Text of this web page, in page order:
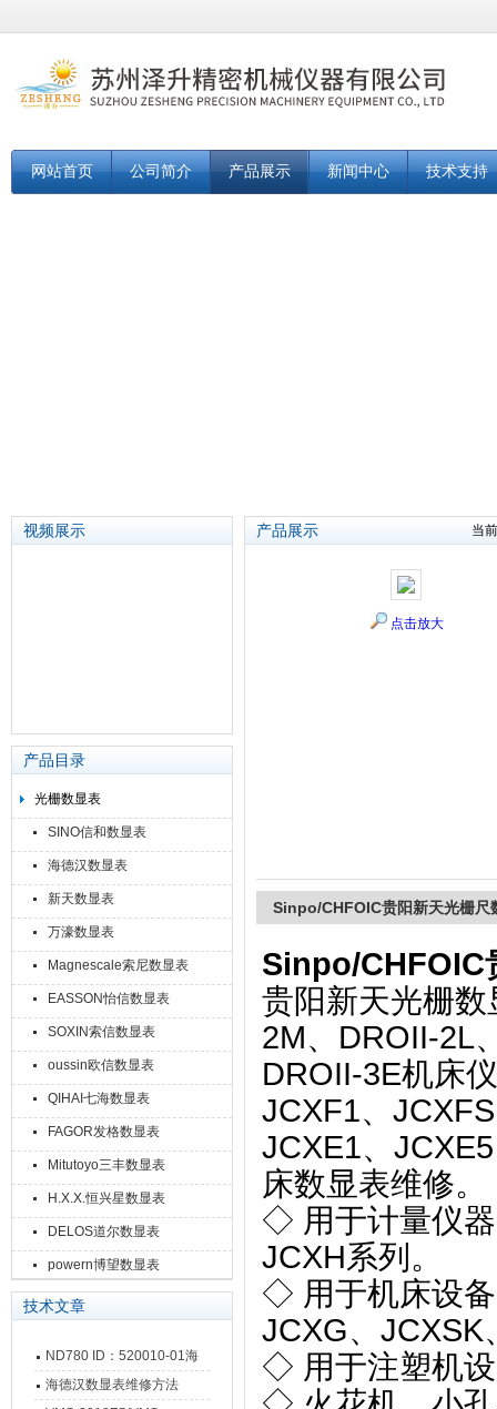
网站首页 公司简介 产品展示 新闻中心 技术支持
视频展示
产品目录
光栅数显表
SINO信和数显表
海德汉数显表
新天数显表
万濠数显表
Magnescale索尼数显表
EASSON怡信数显表
SOXIN索信数显表
oussin欧信数显表
QIHAI七海数显表
FAGOR发格数显表
Mitutoyo三丰数显表
H.X.X.恒兴星数显表
DELOS道尔数显表
powern博望数显表
技术文章
ND780 ID：520010-01海
德汉数显表故障维修内容
海德汉数显表维修方法
产品展示 当
点击放大
Sinpo/CHFOIC贵阳新天光栅尺
Sinpo/CHFOIC
贵阳新天光栅
2M、DROII-2L
DROII-3E机床
JCXF1、
JCXE1、
床数显表维修。
◇ 用于计量仪
JCXH系列。
◇ 用于机床设
JCXG、JCXSK
◇ 用于注塑机